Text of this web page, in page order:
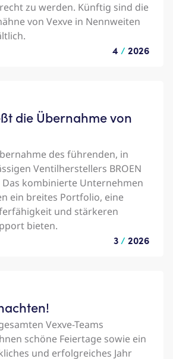
zu werden. Künftig sind die
von Vexve in Nennweiten
4 /2026
die Übernahme von
des führenden, in
Ventilherstellers BROEN
Das kombinierte Unternehmen
ein breites Portfolio, eine
und stärkeren
bieten.
3 /2026
Vexve-Teams
schöne Feiertage sowie ein
und erfolgreiches Jahr